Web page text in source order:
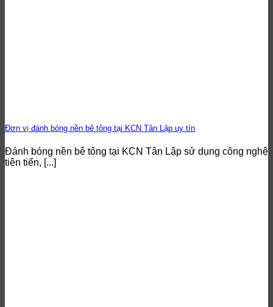
Đơn vị đánh bóng nền bê tông tại KCN Tân Lập uy tín
Đánh bóng nền bê tông tại KCN Tân Lập sử dụng công nghệ
tiên tiến, [...]